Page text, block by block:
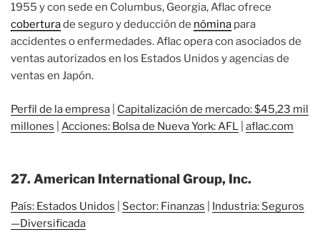
1955 y con sede en Columbus, Georgia, Aflac ofrece
coberturade seguro y deducción de nómina para
accidentes o enfermedades. Aflac opera con asociados de
ventas autorizados en los Estados Unidos y agencias de
ventas en Japón.
Perfil de la empresa
Capitalización de mercado: $45,23 mil
millones
Acciones: Bolsa de Nueva York: AFL aflac.com
27. American International Group, Inc.
País: Estados Unidos Sector: Finanzas
Industria: Seguros
—Diversificada